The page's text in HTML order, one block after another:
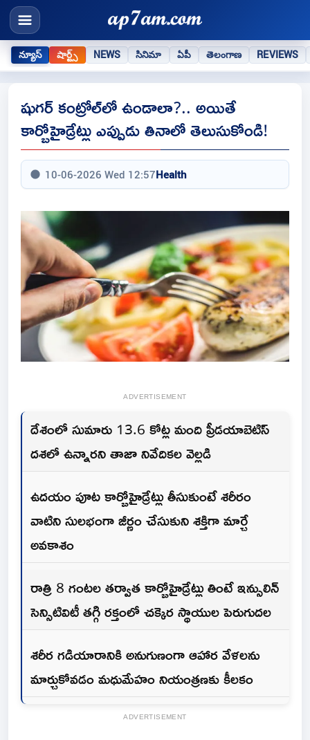
న్యూస్ షార్ట్స్ NEWS సినిమా ఏపీ తెలంగాణ REVIEWS
షుగర్ కంట్రోల్‌లో ఉండాలా?.. అయితే
కార్బోహైడ్రేట్లు ఎప్పుడు తినాలో తెలుసుకోండి!
10-06-2026 Wed 12:57Health
ADVERTISEMENT
దేశంలో సుమారు 13.6 కోట్ల మంది ప్రీడయాబెటిస్
దశలో ఉన్నారని తాజా నివేదికల‌ వెల్లడి
ఉదయం పూట కార్బోహైడ్రేట్లు తీసుకుంటే శరీరం
వాటిని సులభంగా జీర్ణం చేసుకుని శక్తిగా మార్చే
అవ‌కాశం
రాత్రి 8 గంటల తర్వాత కార్బోహైడ్రేట్లు తింటే ఇన్సులిన్
సెన్సిటివిటీ తగ్గి రక్తంలో చక్కెర స్థాయుల పెరుగుద‌ల‌
శరీర గడియారానికి అనుగుణంగా ఆహార వేళలను
మార్చుకోవడం మధుమేహం నియంత్రణకు కీలకం
ADVERTISEMENT